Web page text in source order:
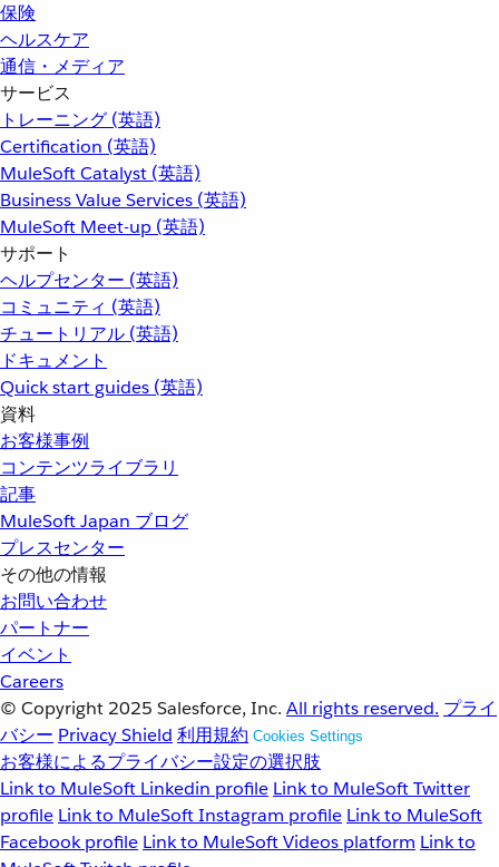
保険
ヘルスケア
通信・メディア
サービス
トレーニング (英語)
Certification (英語)
MuleSoft Catalyst (英語)
Business Value Services (英語)
MuleSoft Meet-up (英語)
サポート
ヘルプセンター (英語)
コミュニティ (英語)
チュートリアル (英語)
ドキュメント
Quick start guides (英語)
資料
お客様事例
コンテンツライブラリ
記事
MuleSoft Japan ブログ
プレスセンター
その他の情報
お問い合わせ
パートナー
イベント
Careers
© Copyright 2025 Salesforce, Inc. All rights reserved. プライ
バシー Privacy Shield 利用規約 Cookies Settings
お客様によるプライバシー設定の選択肢
Link to MuleSoft Linkedin profile Link to MuleSoft Twitter
profile Link to MuleSoft Instagram profile Link to MuleSoft
Facebook profile Link to MuleSoft Videos platform Link to